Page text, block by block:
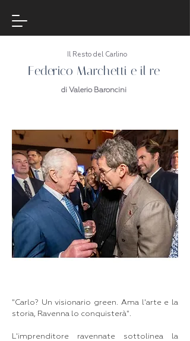
Il Resto del Carlino
Federico Marchetti e il re
di Valerio Baroncini
"Carlo? Un visionario green. Ama l'arte e la
storia, Ravenna lo conquisterà".
L'imprenditore ravennate sottolinea la